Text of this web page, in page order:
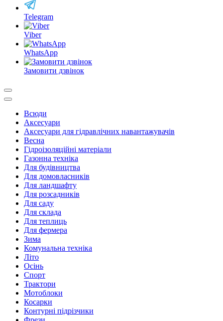
Telegram
Viber
WhatsApp
Замовити дзвінок
Всюди
Аксесуари
Аксесуари для гідравлічних навантажувачів
Весна
Гідроізоляційні матеріали
Газонна техніка
Для будівництва
Для домовласників
Для ландшафту
Для розсадників
Для саду
Для склада
Для теплиць
Для фермера
Зима
Комунальна техніка
Літо
Осінь
Спорт
Трактори
Мотоблоки
Косарки
Контурні підрізчики